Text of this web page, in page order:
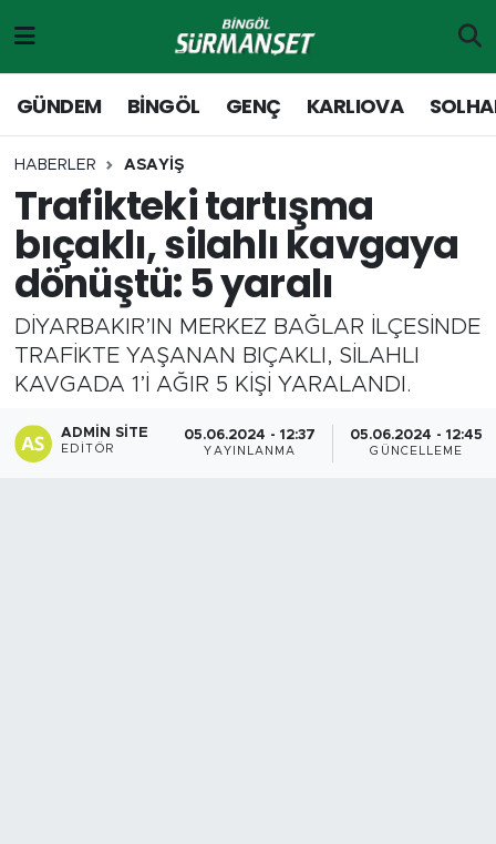
GÜNDEM BİNGÖL GENÇ KARLIOVA
HABERLER ASAYİŞ
Trafikteki tartışma
bıçaklı, silahlı kavgaya
dönüştü: 5 yaralı
DİYARBAKIR’IN MERKEZ BAĞLAR İLÇESİNDE
TRAFİKTE YAŞANAN BIÇAKLI, SİLAHLI
KAVGADA 1’İ AĞIR 5 KİŞİ YARALANDI.
ADMIN SITE
EDITÖR
05.06.2024 - 12:37
YAYINLANMA
05.06.2024 - 12:45
GÜNCELLEME
Genç
Solhan
Karlıova
Adaklı-Kiğı
Yayladere-Yedisu
MD Prestij Dergisi
Merkez Hava Durumu
Merkez Trafik Yoğunluk Haritası
Süper Lig Puan Durumu ve Fikstür
Tüm Manşetler
Son Dakika Haberleri
Haber Arşivi